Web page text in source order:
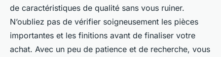
de caractéristiques de qualité sans vous ruiner.
N’oubliez pas de vérifier soigneusement les pièces
importantes et les finitions avant de finaliser votre
achat. Avec un peu de patience et de recherche, vous